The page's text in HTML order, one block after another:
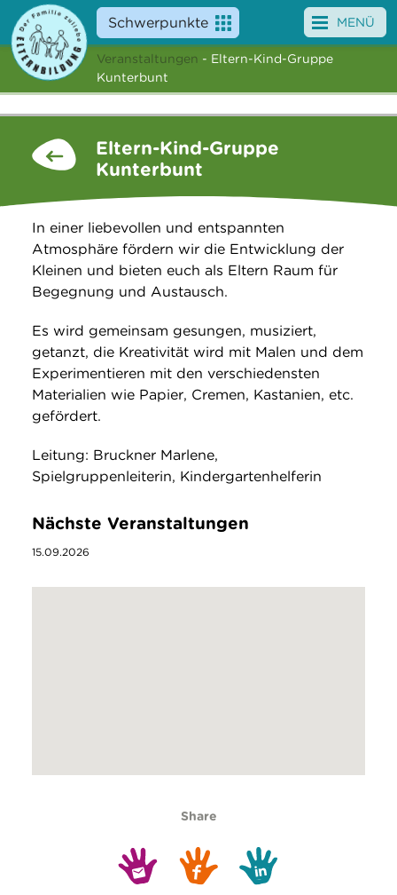
Schwerpunkte
Angebote
News
Über uns
Suche
MENÜ
Veranstaltungen - Eltern-Kind-Gruppe
Kunterbunt
Eltern-Kind-Gruppe
Kunterbunt
In einer liebevollen und entspannten
Atmosphäre fördern wir die Entwicklung der
Kleinen und bieten euch als Eltern Raum für
Begegnung und Austausch.
Es wird gemeinsam gesungen, musiziert,
getanzt, die Kreativität wird mit Malen und dem
Experimentieren mit den verschiedensten
Materialien wie Papier, Cremen, Kastanien, etc.
gefördert.
Leitung: Bruckner Marlene,
Spielgruppenleiterin, Kindergartenhelferin
Nächste Veranstaltungen
15.09.2026
Share